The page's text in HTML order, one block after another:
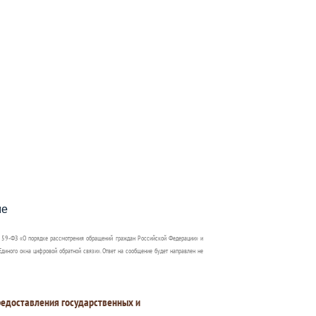
ФЗ «О порядке рассмотрения обращений граждан Российской Федерации» и
окна цифровой обратной связи». Ответ на сообщение будет направлен не
государственных и